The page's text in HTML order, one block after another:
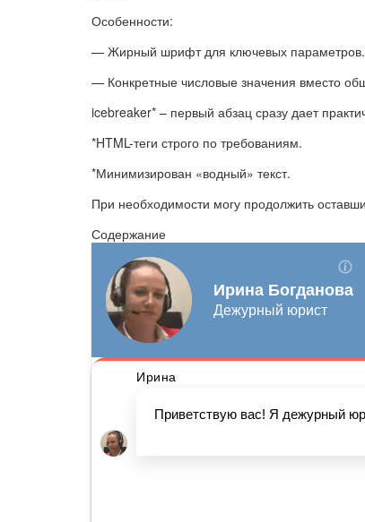
Особенности:
— Жирный шрифт для ключевых параметров.
— Конкретные числовые значения вместо
icebreaker* – первый абзац сразу дает
*HTML-теги строго по требованиям.
*Минимизирован «водный» текст.
При необходимости могу продолжить
Содержание